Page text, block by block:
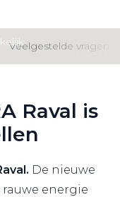
Veelgestelde vragen
Raval is
De nieuwe
energie